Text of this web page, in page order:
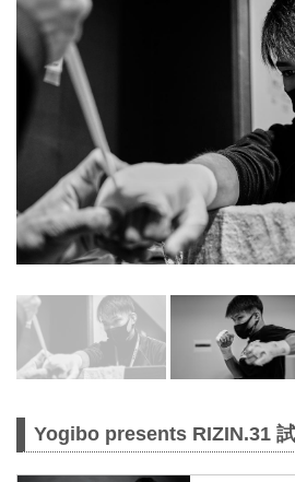
Yogibo presents RIZIN.31